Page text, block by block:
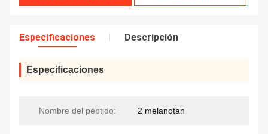
Especificaciones Descripción
Especificaciones
Nombre del péptido: 2 melanotan